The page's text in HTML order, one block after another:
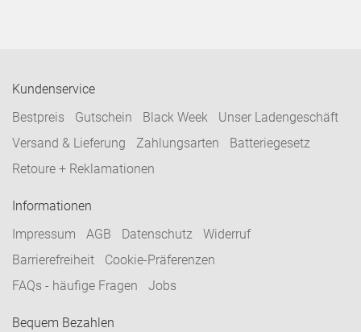
Kundenservice
Bestpreis
Gutschein Black Week
Unser Ladengeschäft
Versand & Lieferung
Zahlungsarten
Batteriegesetz
Retoure + Reklamationen
Informationen
Impressum
AGB Datenschutz
Widerruf
Barrierefreiheit
Cookie-Präferenzen
FAQs - häufige Fragen
Jobs
Bequem Bezahlen